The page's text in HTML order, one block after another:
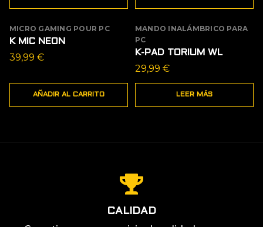
MICRO GAMING POUR PC
K MIC NEON
39,99 €
AÑADIR AL CARRITO
AGOTADO
MANDO INALÁMBRICO PARA
PC
K-PAD TORIUM WL
29,99 €
LEER MÁS
CALIDAD